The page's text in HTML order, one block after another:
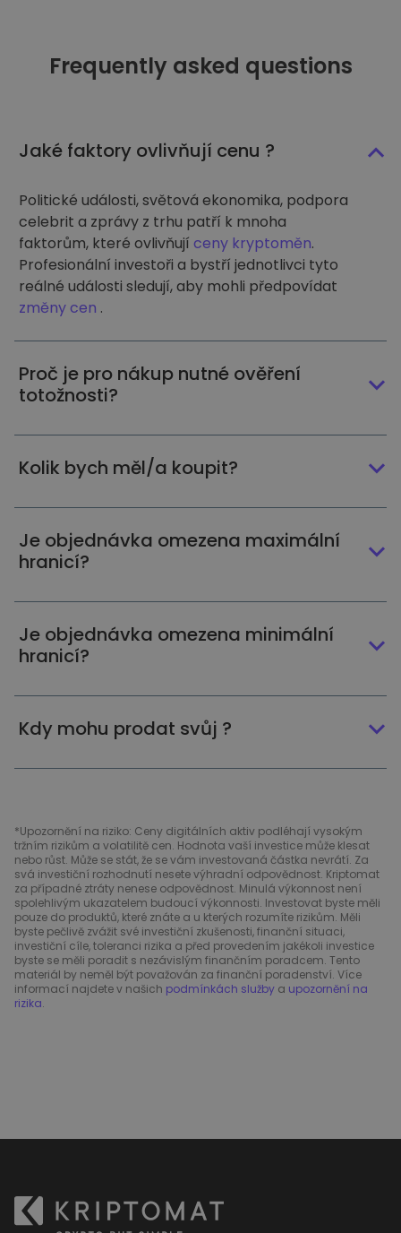
Frequently asked questions
Jaké faktory ovlivňují cenu ?
Politické události, světová ekonomika, podpora
celebrit a zprávy z trhu patří k mnoha
faktorům, které ovlivňují ceny kryptoměn.
Profesionální investoři a bystří jednotlivci tyto
reálné události sledují, aby mohli předpovídat
změny cen .
Proč je pro nákup nutné ověření
totožnosti?
Kolik bych měl/a koupit?
Je objednávka omezena maximální
hranicí?
Je objednávka omezena minimální
hranicí?
Kdy mohu prodat svůj ?
*Upozornění na riziko: Ceny digitálních aktiv podléhají vysokým
tržním rizikům a volatilitě cen. Hodnota vaší investice může klesat
nebo růst. Může se stát, že se vám investovaná částka nevrátí. Za
svá investiční rozhodnutí nesete výhradní odpovědnost. Kriptomat
za případné ztráty nenese odpovědnost. Minulá výkonnost není
spolehlivým ukazatelem budoucí výkonnosti. Investovat byste měli
pouze do produktů, které znáte a u kterých rozumíte rizikům. Měli
byste pečlivě zvážit své investiční zkušenosti, finanční situaci,
investiční cíle, toleranci rizika a před provedením jakékoli investice
byste se měli poradit s nezávislým finančním poradcem. Tento
materiál by neměl být považován za finanční poradenství. Více
informací najdete v našich podmínkách služby a upozornění na
rizika.